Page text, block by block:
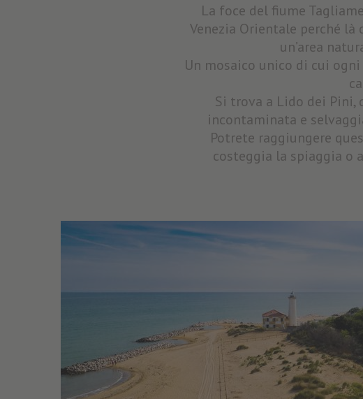
La foce del fiume
Venezia Orientale perché là
un’area
Un mosaico unico di cui
Si trova a Lido dei Pini,
incontaminata e
Potrete raggiungere
costeggia la spiaggia o